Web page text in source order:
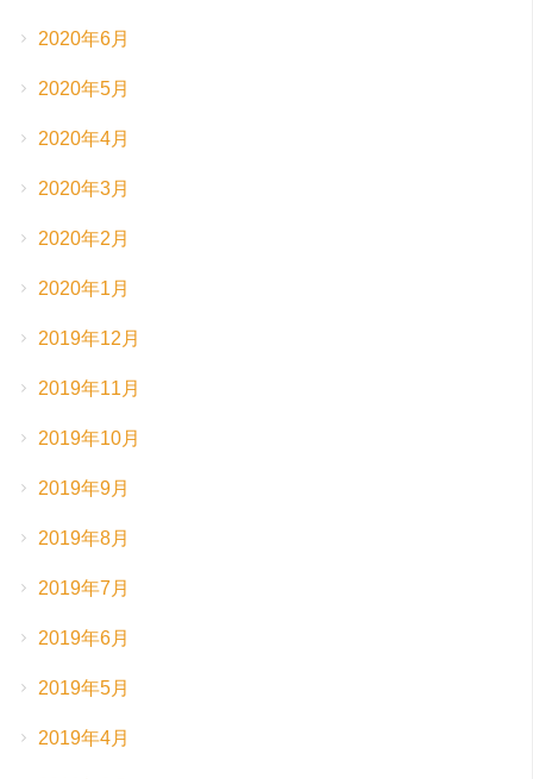
2020年6月
2020年5月
2020年4月
2020年3月
2020年2月
2020年1月
2019年12月
2019年11月
2019年10月
2019年9月
2019年8月
2019年7月
2019年6月
2019年5月
2019年4月